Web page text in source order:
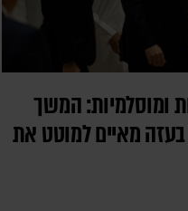
ומוסלמיות: המשך
מאיים למוטט את